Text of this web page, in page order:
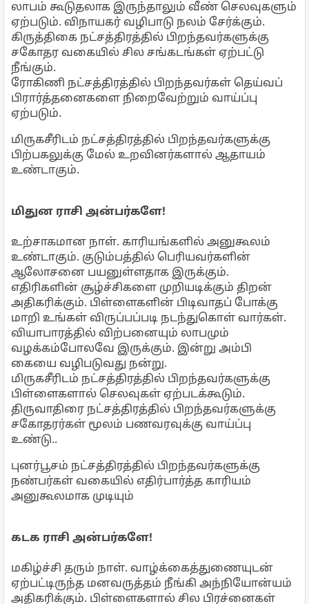
லாபம் கூடுதலாக இருந்தாலும் வீண் செலவுகளும்
ஏற்படும். விநாயகர் வழிபாடு நலம் சேர்க்கும்.
கிருத்திகை நட்சத்திரத்தில் பிறந்தவர்களுக்கு
சகோதர வகையில் சில சங்கடங்கள் ஏற்பட்டு
நீங்கும்.
ரோகிணி நட்சத்திரத்தில் பிறந்தவர்கள் தெய்வப்
பிரார்த்தனைகளை நிறைவேற்றும் வாய்ப்பு
ஏற்படும்.
மிருகசீரிடம் நட்சத்திரத்தில் பிறந்தவர்களுக்கு
பிற்பகலுக்கு மேல் உறவினர்களால் ஆதாயம்
உண்டாகும்.
மிதுன ராசி அன்பர்களே!
உற்சாகமான நாள். காரியங்களில் அனுகூலம்
உண்டாகும். குடும்பத்தில் பெரியவர்களின்
ஆலோசனை பயனுள்ளதாக இருக்கும்.
எதிரிகளின் சூழ்ச்சிகளை முறியடிக்கும் திறன்
அதிகரிக்கும். பிள்ளைகளின் பிடிவாதப் போக்கு
மாறி உங்கள் விருப்பப்படி நடந்துகொள் வார்கள்.
வியாபாரத்தில் விற்பனையும் லாபமும்
வழக்கம்போலவே இருக்கும். இன்று அம்பி
கையை வழிபடுவது நன்று.
மிருகசீரிடம் நட்சத்திரத்தில் பிறந்தவர்களுக்கு
பிள்ளைகளால் செலவுகள் ஏற்படக்கூடும்.
திருவாதிரை நட்சத்திரத்தில் பிறந்தவர்களுக்கு
சகோதரர்கள் மூலம் பணவரவுக்கு வாய்ப்பு
உண்டு..
புனர்பூசம் நட்சத்திரத்தில் பிறந்தவர்களுக்கு
நண்பர்கள் வகையில் எதிர்பார்த்த காரியம்
அனுகூலமாக முடியும்
கடக ராசி அன்பர்களே!
மகிழ்ச்சி தரும் நாள். வாழ்க்கைத்துணையுடன்
ஏற்பட்டிருந்த மனவருத்தம் நீங்கி அந்நியோன்யம்
அதிகரிக்கும். பிள்ளைகளால் சில பிரச்னைகள்